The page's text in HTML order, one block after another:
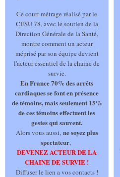
Ce court métrage réalisé par le
CESU 78, avec le soutien de la
Direction Générale de la Santé,
montre comment un acteur
méprisé par son équipe devient
l'acteur essentiel de la chaine de
survie.
En France 70% des arrêts
cardiaques se font en présence
de témoins, mais seulement 15%
de ces témoins effectuent les
gestes qui sauvent.
Alors vous aussi, ne soyez plus
spectateur,
DEVENEZ ACTEUR DE LA
CHAINE DE SURVIE !
Diffuser le lien a vos contacts !